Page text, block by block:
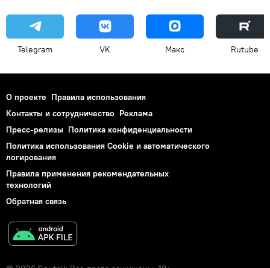
Telegram VK Макс Rutube
О проекте Правила использования
Контакты и сотрудничество Реклама
Пресс-релизы Политика конфиденциальности
Политика использования Cookie и автоматического
логирования
Правила применения рекомендательных
технологий
Обратная связь